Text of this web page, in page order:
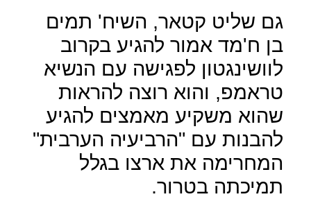
גם שליט קטאר, השיח' תמים
בן ח'מד אמור להגיע בקרוב
לוושינגטון לפגישה עם הנשיא
טראמפ, והוא רוצה להראות
שהוא משקיע מאמצים להגיע
להבנות עם "הרביעיה הערבית"
המחרימה את ארצו בגלל
תמיכתה בטרור.